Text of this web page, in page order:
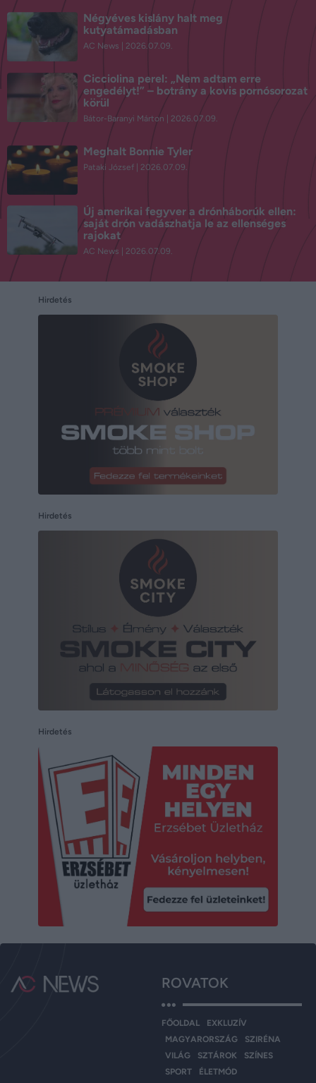
Négyéves kislány halt meg
kutyatámadásban
AC News 2026.07.09.
Cicciolina perel: „Nem adtam erre
engedélyt!” – botrány a kovis pornósorozat
körül
Bátor-Baranyi Márton 2026.07.09.
Meghalt Bonnie Tyler
Pataki József 2026.07.09.
Új amerikai fegyver a drónháborúk ellen:
saját drón vadászhatja le az ellenséges
rajokat
AC News 2026.07.09.
Hirdetés
Hirdetés
Hirdetés
ROVATOK
FŐOLDAL
EXKLUZÍV
MAGYARORSZÁG
SZIRÉNA
VILÁG
SZTÁROK
SZÍNES
SPORT
ÉLETMÓD